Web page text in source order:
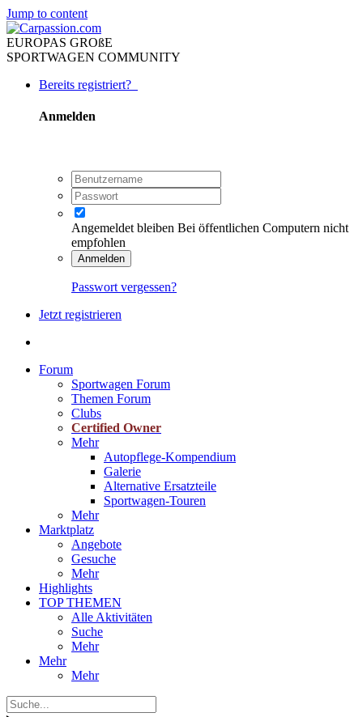
Jump to content
EUROPAS GROßE
SPORTWAGEN COMMUNITY
Bereits registriert?
Anmelden
Angemeldet bleiben Bei öffentlichen Computern nicht
empfohlen
Anmelden
Passwort vergessen?
Jetzt registrieren
Forum
Sportwagen Forum
Themen Forum
Clubs
Certified Owner
Mehr
Autopflege-Kompendium
Galerie
Alternative Ersatzteile
Sportwagen-Touren
Mehr
Marktplatz
Angebote
Gesuche
Mehr
Highlights
TOP THEMEN
Alle Aktivitäten
Suche
Mehr
Mehr
Mehr